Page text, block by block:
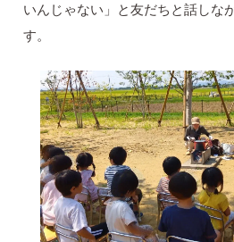
いんじゃない」と友だちと話しな
す。